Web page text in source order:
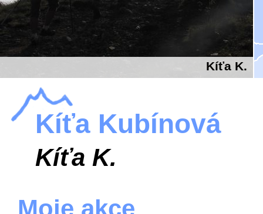
Kíťa K.
Kíťa Kubínová
Kíťa K.
Moje akce